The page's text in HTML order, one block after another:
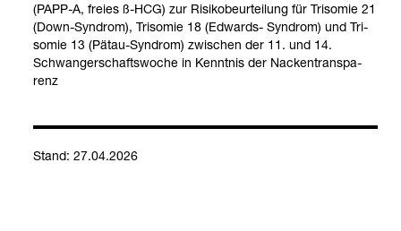
(PAPP-​A, freies ß-​HCG) zur Risi­ko­be­ur­tei­lung für Tri­so­mie 21
(Down-​Syn­drom), Tri­so­mie 18 (Edwards-​ Syn­drom) und Tri­
so­mie 13 (Pätau-​Syn­drom) zwi­schen der 11. und 14.
Schwan­ger­schafts­wo­che in Kennt­nis der Nacken­trans­pa­
renz
Stand: 27.04.2026